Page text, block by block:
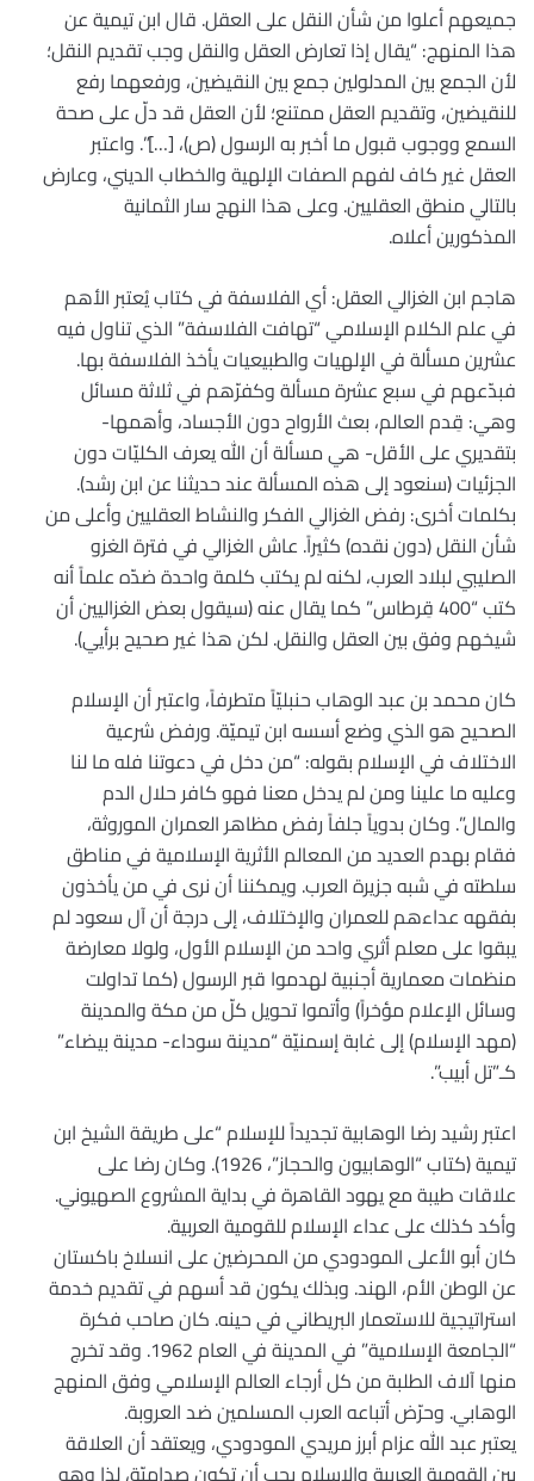
جميعهم أعلوا من شأن النقل على العقل. قال ابن تيمية عن
هذا المنهج: “يقال إذا تعارض العقل والنقل وجب تقديم النقل؛
لأن الجمع بين المدلولين جمع بين النقيضين، ورفعهما رفع
للنقيضين، وتقديم العقل ممتنع؛ لأن العقل قد دلّ على صحة
السمع ووجوب قبول ما أخبر به الرسول (ص)، […]”. واعتبر
العقل غير كاف لفهم الصفات الإلهية والخطاب الديني، وعارض
بالتالي منطق العقليين. وعلى هذا النهج سار الثمانية
المذكورين أعلاه.
هاجم ابن الغزالي العقل: أي الفلاسفة في كتاب يُعتبر الأهم
في علم الكلام الإسلامي “تهافت الفلاسفة” الذي تناول فيه
عشرين مسألة في الإلهيات والطبيعيات يأخذ الفلاسفة بها.
فبدّعهم في سبع عشرة مسألة وكفرّهم في ثلاثة مسائل
وهي: قِدم العالم، بعث الأرواح دون الأجساد، وأهمها-
بتقديري على الأقل- هي مسألة أن الله يعرف الكليّات دون
الجزئيات (سنعود إلى هذه المسألة عند حديثنا عن ابن رشد).
بكلمات أخرى: رفض الغزالي الفكر والنشاط العقليين وأعلى من
شأن النقل (دون نقده) كثيراً. عاش الغزالي في فترة الغزو
الصليبي لبلاد العرب، لكنه لم يكتب كلمة واحدة ضدّه علماً أنه
كتب “400 قِرطاس” كما يقال عنه (سيقول بعض الغزاليين أن
شيخهم وفق بين العقل والنقل. لكن هذا غير صحيح برأيي).
كان محمد بن عبد الوهاب حنبليّاً متطرفاً، واعتبر أن الإسلام
الصحيح هو الذي وضع أسسه ابن تيميّة. ورفض شرعية
الاختلاف في الإسلام بقوله: “من دخل في دعوتنا فله ما لنا
وعليه ما علينا ومن لم يدخل معنا فهو كافر حلال الدم
والمال”. وكان بدوياً جلفاً رفض مظاهر العمران الموروثة،
فقام بهدم العديد من المعالم الأثرية الإسلامية في مناطق
سلطته في شبه جزيرة العرب. ويمكننا أن نرى في من يأخذون
بفقهه عداءهم للعمران والإختلاف، إلى درجة أن آل سعود لم
يبقوا على معلم أثري واحد من الإسلام الأول، ولولا معارضة
منظمات معمارية أجنبية لهدموا قبر الرسول (كما تداولت
وسائل الإعلام مؤخراً) وأتموا تحويل كلّ من مكة والمدينة
(مهد الإسلام) إلى غابة إسمنيّة “مدينة سوداء- مدينة بيضاء”
كـ”تل أبيب”.
اعتبر رشيد رضا الوهابية تجديداً للإسلام “على طريقة الشيخ ابن
تيمية (كتاب “الوهابيون والحجاز”، 1926). وكان رضا على
علاقات طيبة مع يهود القاهرة في بداية المشروع الصهيوني.
وأكد كذلك على عداء الإسلام للقومية العربية.
كان أبو الأعلى المودودي من المحرضين على انسلاخ باكستان
عن الوطن الأم، الهند. وبذلك يكون قد أسهم في تقديم خدمة
استراتيجية للاستعمار البريطاني في حينه. كان صاحب فكرة
“الجامعة الإسلامية” في المدينة في العام 1962. وقد تخرج
منها آلاف الطلبة من كل أرجاء العالم الإسلامي وفق المنهج
الوهابي. وحرّض أتباعه العرب المسلمين ضد العروبة.
يعتبر عبد الله عزام أبرز مريدي المودودي، ويعتقد أن العلاقة